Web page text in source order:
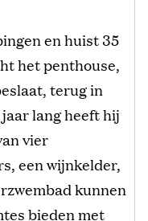
en huist 35
het penthouse,
terug in
jaar lang heeft hij
vier
een wijnkelder,
kunnen
bieden met